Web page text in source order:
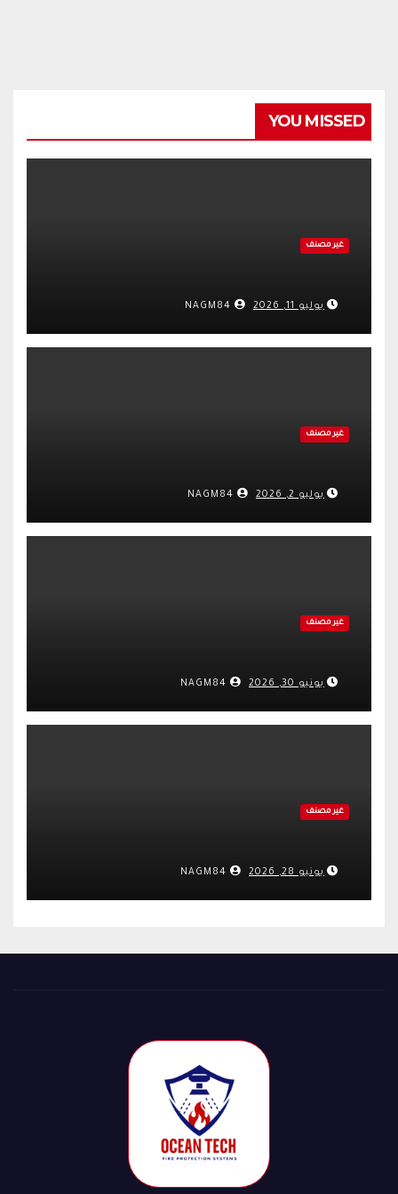
YOU MISSED
غير مصنف
يوليو 11, 2026
غير مصنف
يوليو 2, 2026
غير مصنف
يونيو 30, 2026
غير مصنف
يونيو 28, 2026